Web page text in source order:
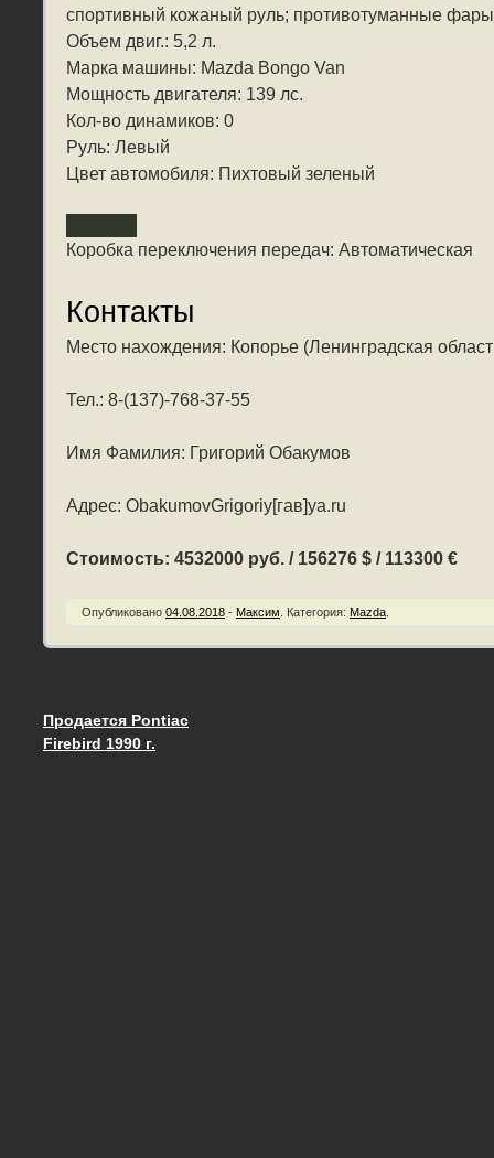
спортивный кожаный руль; противотуманные
Объем двиг.: 5,2 л.
Марка машины: Mazda Bongo Van
Мощность двигателя: 139 лс.
Кол-во динамиков: 0
Руль: Левый
Цвет автомобиля: Пихтовый зеленый
Коробка переключения передач: Автоматическая
Контакты
Место нахождения: Копорье (Ленинградская
Тел.: 8-(137)-768-37-55
Имя Фамилия: Григорий Обакумов
Адрес: ObakumovGrigoriy[гав]ya.ru
Стоимость: 4532000 руб. / 156276 $ / 113300 €
Опубликовано 04.08.2018 - Максим Категория: Mazda
Запись навигация
Продается Pontiac
Firebird 1990 г.